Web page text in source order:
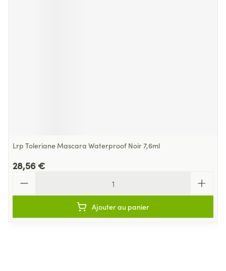
Lrp Toleriane Mascara Waterproof Noir 7,6ml
28,56 €
Ajouter au panier